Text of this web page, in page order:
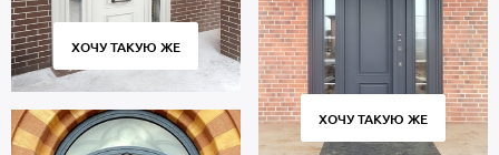
ХОЧУ ТАКУЮ ЖЕ
ХОЧУ ТАКУЮ ЖЕ